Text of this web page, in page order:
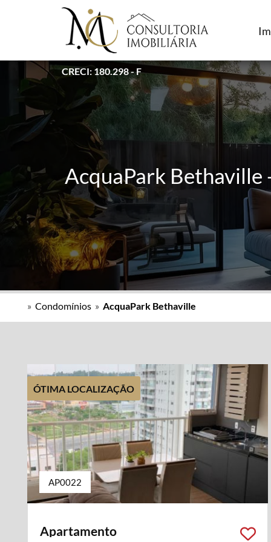
CRECI: 180.298 - F
AcquaPark Bethaville
» Condomínios » AcquaPark Bethaville
ÓTIMA LOCALIZAÇÃO
AP0022
Apartamento